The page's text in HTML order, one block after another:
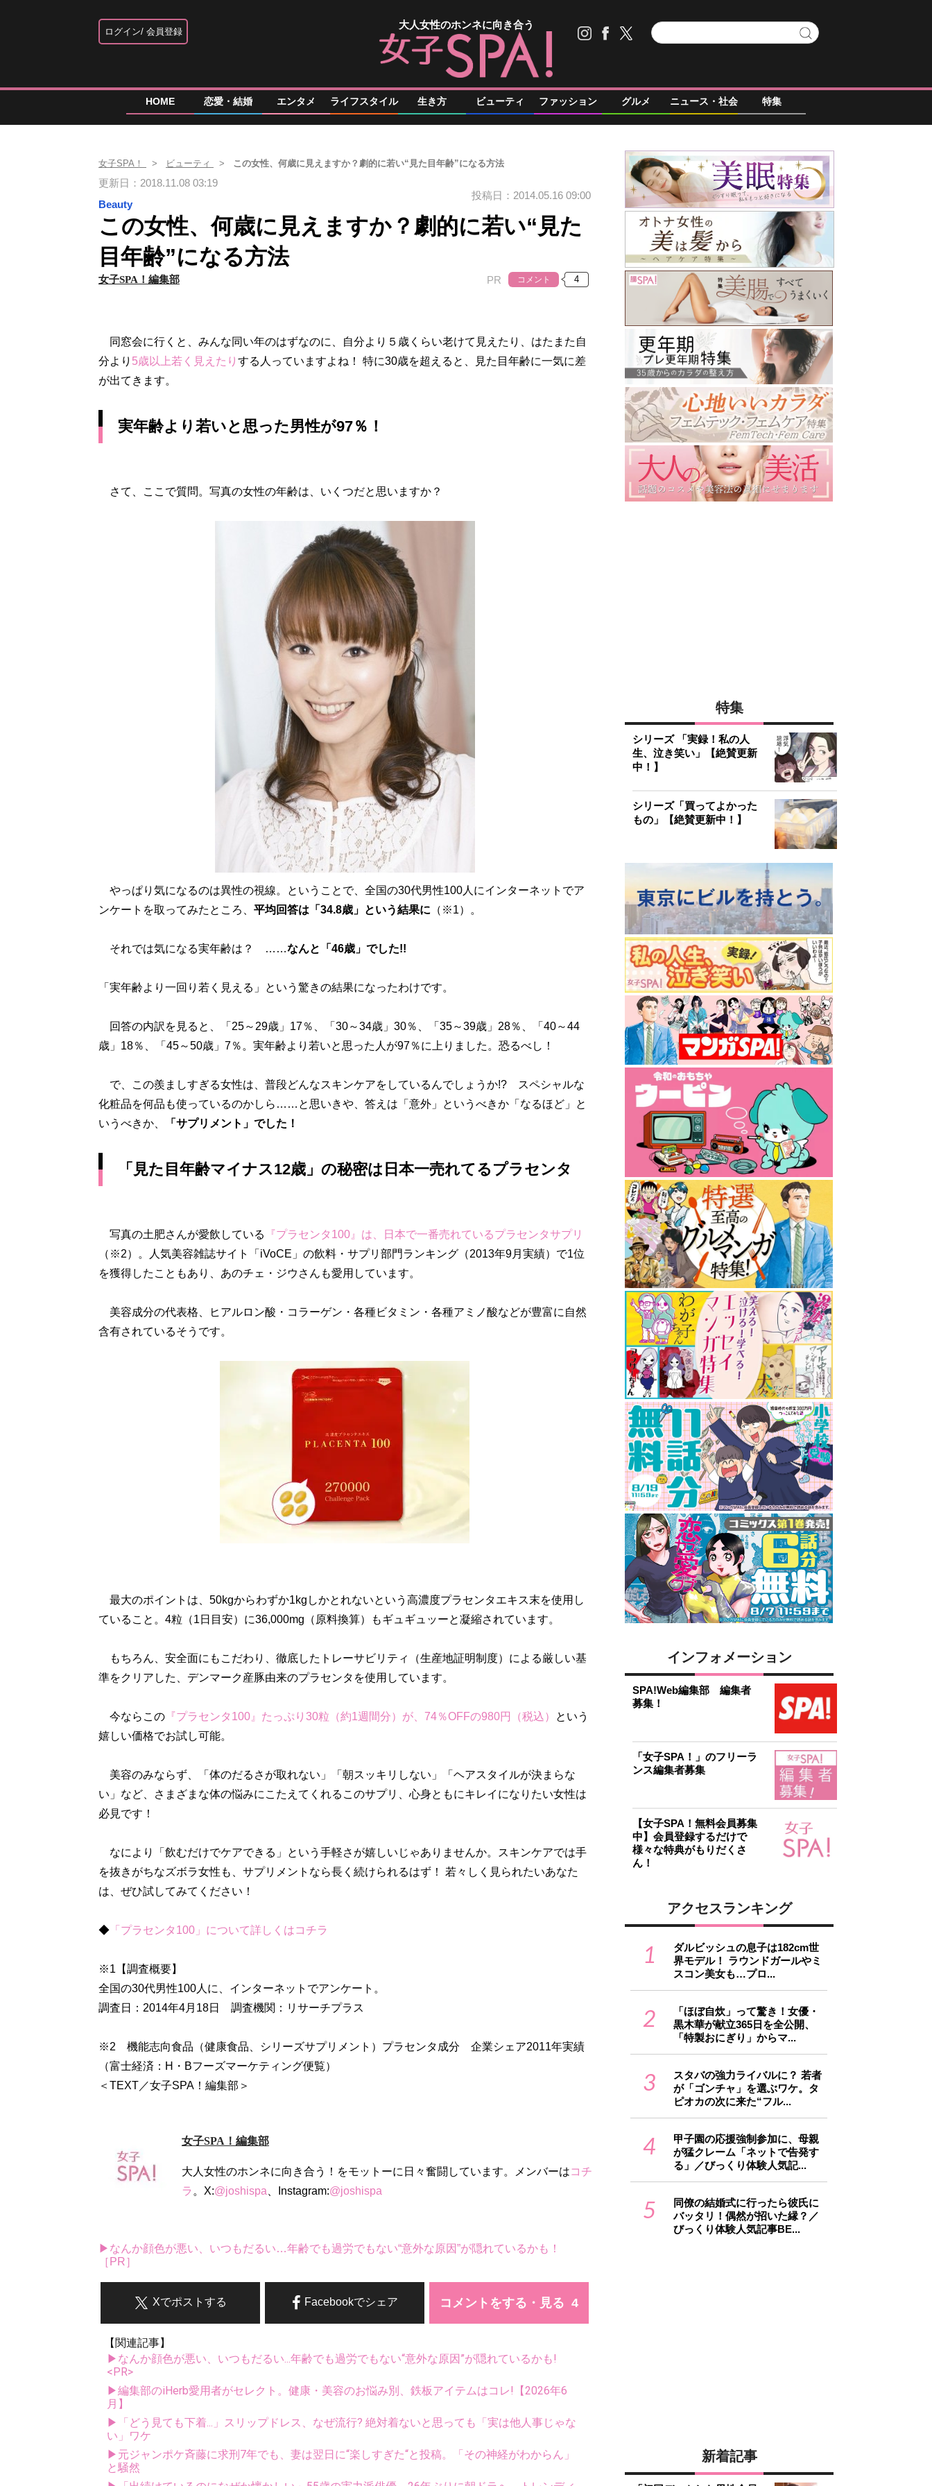
ログイン 会員登録
大人女性のホンネに向き合う
HOME 恋愛・結婚 エンタメ ライフスタイル 生き方 ビューティ ファッション グルメ ニュース・社会 特集
女子SPA！ ビューティ この女性、何歳に見えますか？劇的に若い“見た目年齢”になる方法
更新日：2018.11.08 03:19
Beauty
投稿日：2014.05.16 09:00
この女性、何歳に見えますか？劇的に若い“見た
目年齢”になる方法
女子SPA！編集部 PR コメント
同窓会に行くと、みんな同い年のはずなのに、自分より５歳くらい老けて見えたり、はたまた自
分より 5歳以上若く見えたり する人っていますよね！ 特に30歳を超えると、見た目年齢に一気に差
が出てきます。
実年齢より若いと思った男性が97％！
さて、ここで質問。写真の女性の年齢は、いくつだと思いますか？
やっぱり気になるのは異性の視線。ということで、全国の30代男性100人にインターネットでア
ンケートを取ってみたところ、 平均回答は「34.8歳」という結果に （※1）。
それでは気になる実年齢は？ ……なんと「46歳」でした!!
「実年齢より一回り若く見える」という驚きの結果になったわけです。
回答の内訳を見ると、「25～29歳」17％、「30～34歳」30％、「35～39歳」28％、「40～44
歳」18％、「45～50歳」7％。実年齢より若いと思った人が97％に上りました。恐るべし！
で、この羨ましすぎる女性は、普段どんなスキンケアをしているんでしょうか!? スペシャルな
化粧品を何品も使っているのかしら……と思いきや、答えは「意外」というべきか「なるほど」と
いうべきか、
「サプリメント」でした！
「見た目年齢マイナス12歳」の秘密は日本一売れてるプラセンタ
写真の土肥さんが愛飲している
『プラセンタ100』は、日本で一番売れているプラセンタサプリ
（※2）。人気美容雑誌サイト「iVoCE」の飲料・サプリ部門ランキング（2013年9月実績）で1位
を獲得したこともあり、あのチェ・ジウさんも愛用しています。
美容成分の代表格、ヒアルロン酸・コラーゲン・各種ビタミン・各種アミノ酸などが豊富に自然
含有されているそうです。
最大のポイントは、50kgからわずか1kgしかとれないという高濃度プラセンタエキス末を使用し
ていること。4粒（1日目安）に36,000mg（原料換算）もギュギュッーと凝縮されています。
もちろん、安全面にもこだわり、徹底したトレーサビリティ（生産地証明制度）による厳しい基
準をクリアした、デンマーク産豚由来のプラセンタを使用しています。
今ならこの 『プラセンタ100』たっぷり30粒（約1週間分）が、74％OFFの980円（税込）
という
嬉しい価格でお試し可能。
美容のみならず、「体のだるさが取れない」「朝スッキリしない」「ヘアスタイルが決まらな
い」など、さまざまな体の悩みにこたえてくれるこのサプリ、心身ともにキレイになりたい女性は
必見です！
なにより「飲むだけでケアできる」という手軽さが嬉しいじゃありませんか。スキンケアでは手
を抜きがちなズボラ女性も、サプリメントなら長く続けられるはず！ 若々しく見られたいあなた
は、ぜひ試してみてください！
◆ 「プラセンタ100」について詳しくはコチラ
※1【調査概要】
全国の30代男性100人に、インターネットでアンケート。
調査日：2014年4月18日 調査機関：リサーチプラス
※2 機能志向食品（健康食品、シリーズサプリメント）プラセンタ成分 企業シェア2011年実績
（富士経済：H・Bフーズマーケティング便覧）
＜TEXT／女子SPA！編集部＞
女子SPA！編集部
大人女性のホンネに向き合う！をモットーに日々奮闘しています。メンバーはコチ
ラ 。X:@joshispa 、Instagram:@joshispa
▶なんか顔色が悪い、いつもだるい…年齢でも過労でもない“意外な原因”が隠れているかも！
［PR］
コメントをする・見る
Facebookでシェア
Xでポストする
【関連記事】
▶なんか顔色が悪い、いつもだるい...年齢でも過労でもない“意外な原因”が隠れているかも!
<PR>
▶編集部のiHerb愛用者がセレクト。健康・美容のお悩み別、鉄板アイテムはコレ!【2026年6
月】
▶「どう見ても下着...」スリップドレス、なぜ流行? 絶対着ないと思っても「実は他人事じゃな
い」ワケ
▶元ジャンポケ斉藤に求刑7年でも、妻は翌日に“楽しすぎた“と投稿。「その神経がわからん」
と騒然
特集
シリーズ 「実録！私の人
生、泣き笑い」【絶賛更新
中！】
シリーズ「買ってよかった
もの」【絶賛更新中！】
インフォメーション
SPA!Web編集部 編集者
募集！
「女子SPA！」のフリーラ
ンス編集者募集
【女子SPA！無料会員募集
中】会員登録するだけで
様々な特典がもりだくさ
ん！
アクセスランキング
1
ダルビッシュの息子は182cm世
界モデル！ ラウンドガールやミ
スコン美女も…プロ...
2
「ほぼ自炊」って驚き！女優・
黒木華が献立365日を全公開、
「特製おにぎり」からマ...
3
スタバの強力ライバルに？ 若者
が「ゴンチャ」を選ぶワケ。タ
ピオカの次に来た“フル...
4
甲子園の応援強制参加に、母親
が猛クレーム「ネットで告発す
る」／びっくり体験人気記...
5
同僚の結婚式に行ったら彼氏に
バッタリ！偶然が招いた縁？／
びっくり体験人気記事BE...
新着記事